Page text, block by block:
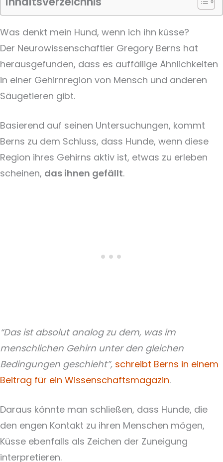
Was denkt mein Hund, wenn ich ihn küsse?
Der Neurowissenschaftler Gregory Berns hat
herausgefunden, dass es auffällige Ähnlichkeiten
in einer Gehirnregion von Mensch und anderen
Säugetieren gibt.
Basierend auf seinen Untersuchungen, kommt
Berns zu dem Schluss, dass Hunde, wenn diese
Region ihres Gehirns aktiv ist, etwas zu erleben
scheinen, das ihnen gefällt.
“Das ist absolut analog zu dem, was im
menschlichen Gehirn unter den gleichen
Bedingungen geschieht”, schreibt Berns in einem
Beitrag für ein Wissenschaftsmagazin.
Daraus könnte man schließen, dass Hunde, die
den engen Kontakt zu ihren Menschen mögen,
Küsse ebenfalls als Zeichen der Zuneigung
interpretieren.